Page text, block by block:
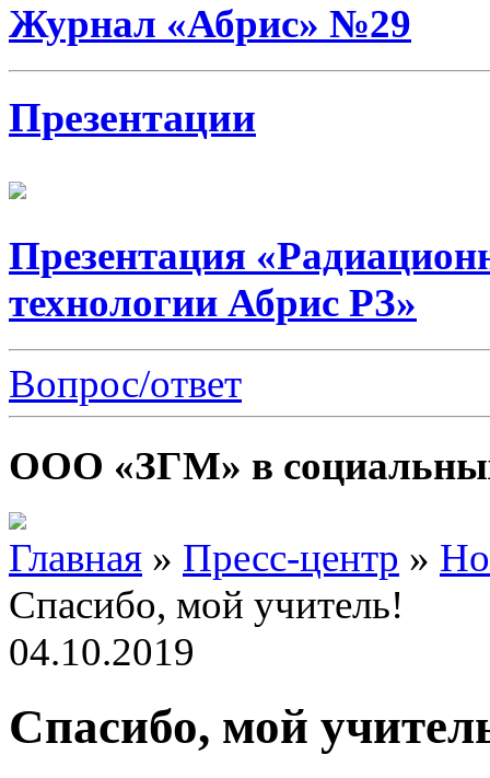
Журнал «Абрис» №29
Презентации
Презентация
технологии Абрис РЗ»
Вопрос/ответ
ООО «ЗГМ» в
Главная » Пресс-центр »
Спасибо, мой учитель!
04.10.2019
Спасибо, мой